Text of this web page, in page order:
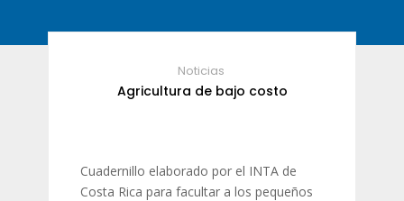
Noticias
Agricultura de bajo costo
Cuadernillo elaborado por el INTA de
Costa Rica para facultar a los pequeños